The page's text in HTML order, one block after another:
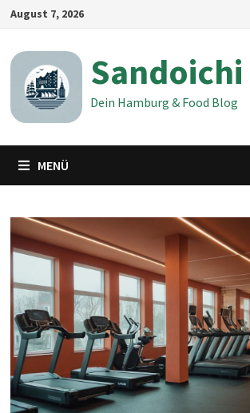
Zum
springen
August 7, 2026
Sandoichi
Dein Hamburg & Food Blog
MENÜ